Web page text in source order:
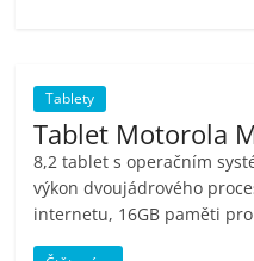
Tablety
Tablet Motorola
8,2 tablet s operačním
výkon dvoujádrového
internetu, 16GB paměti